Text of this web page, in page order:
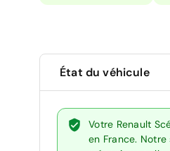
État du véhicule
Votre Renault
en France.